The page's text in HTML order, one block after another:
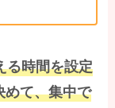
る時間を設定
めて、集中で